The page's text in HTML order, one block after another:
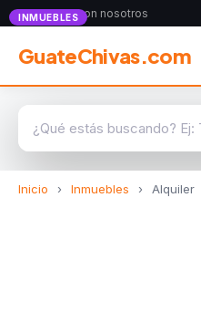
Anunciate con nosotros
GuateChivas.com
Inicio › Inmuebles › Alquiler
INMUEBLES